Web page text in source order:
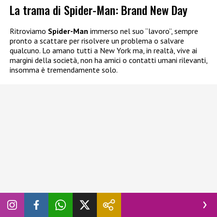
La trama di Spider-Man: Brand New Day
Ritroviamo Spider-Man immerso nel suo “lavoro”, sempre
pronto a scattare per risolvere un problema o salvare
qualcuno. Lo amano tutti a New York ma, in realtà, vive ai
margini della società, non ha amici o contatti umani rilevanti,
insomma è tremendamente solo.